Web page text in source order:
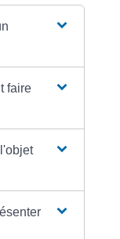
faire